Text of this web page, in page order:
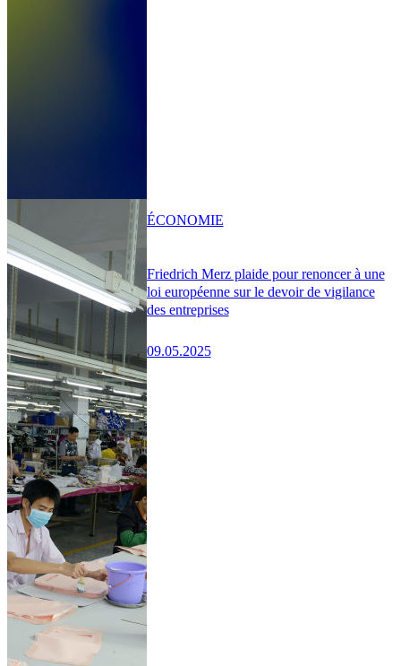
Friedrich Merz plaide pour renoncer à une
loi européenne sur le devoir de vigilance
des entreprises
09.05.2025
ÉCONOMIE